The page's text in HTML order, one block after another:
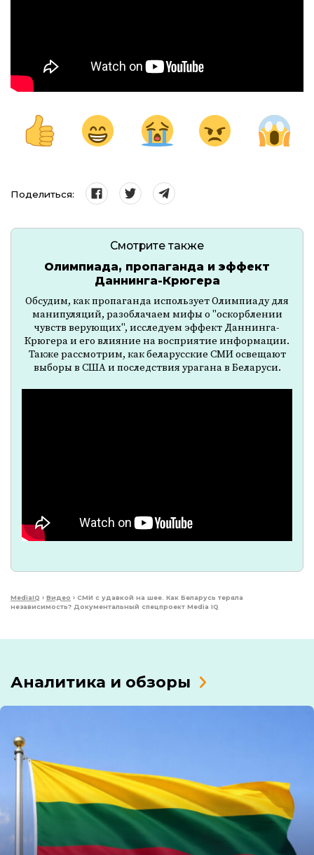
Поделиться:
Смотрите также
Олимпиада, пропаганда и эффект
Даннинга-Крюгера
Обсудим, как пропаганда использует Олимпиаду для
манипуляций, разоблачаем мифы о "оскорблении
чувств верующих", исследуем эффект Даннинга-
Крюгера и его влияние на восприятие информации.
Также рассмотрим, как беларусские СМИ освещают
выборы в США и последствия урагана в Беларуси.
MediaIQ › Видео › СМИ с удавкой на шее. Как Беларусь теряла
независимость? Документальный спецпроект Media IQ
Аналитика и обзоры